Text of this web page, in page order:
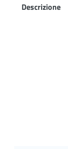
Descrizione